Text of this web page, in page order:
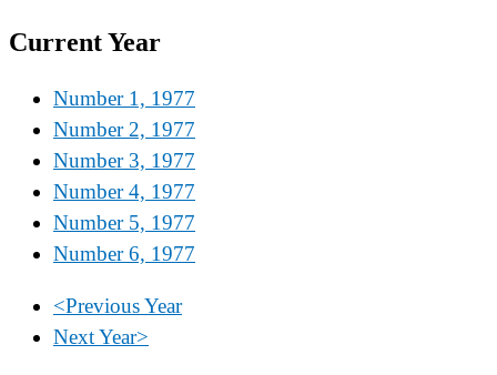
Current Year
Number 1, 1977
Number 2, 1977
Number 3, 1977
Number 4, 1977
Number 5, 1977
Number 6, 1977
<Previous Year
Next Year>